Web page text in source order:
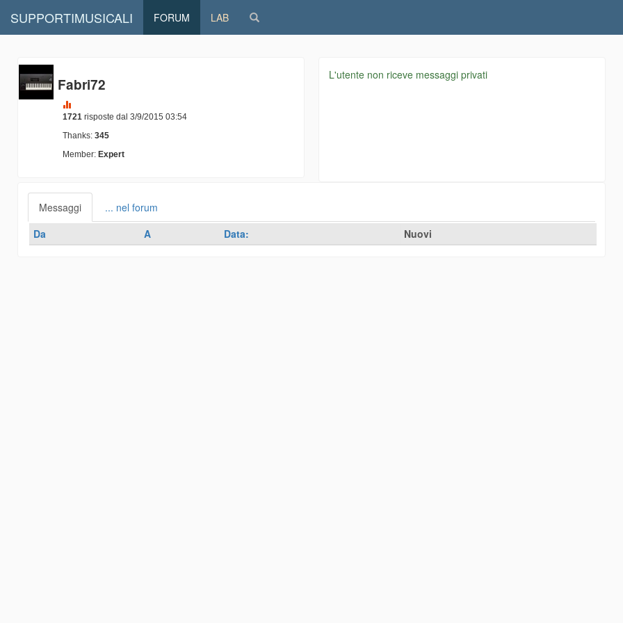
SUPPORTIMUSICALI FORUM LAB
Fabri72
1721 risposte dal 3/9/2015 03:54
Thanks: 345
Member: Expert
L'utente non riceve messaggi privati
Messaggi
... nel forum
Da
A Data: Nuovi